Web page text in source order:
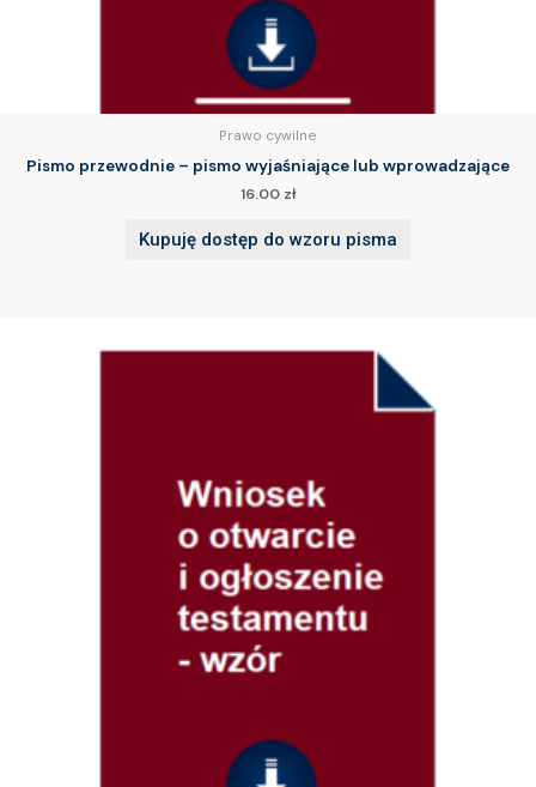
Prawo cywilne
Pismo przewodnie – pismo wyjaśniające lub wprowadzające
16.00 zł
Kupuję dostęp do wzoru pisma